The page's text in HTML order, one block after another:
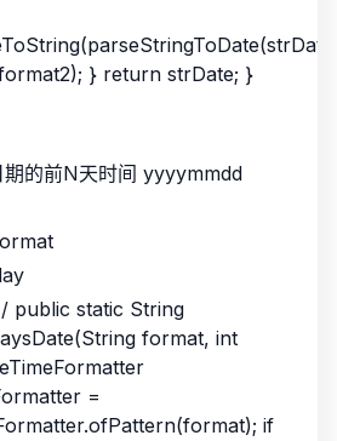
} return strDate; }
期的前N天时间 yyyymmdd
public static String
format, int
=
if